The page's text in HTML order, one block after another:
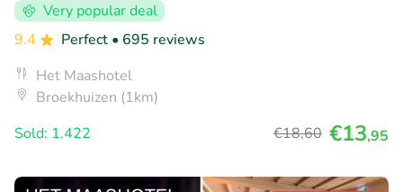
Very popular deal
9.4
Perfect • 695 reviews
Het Maashotel
Broekhuizen (1km)
Sold: 1.422
€18,60 €13,95